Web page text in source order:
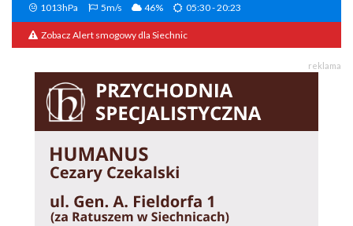
1013hPa 5m/s 46% 05:30 - 20:23
Zobacz Alert smogowy dla Siechnic
reklama